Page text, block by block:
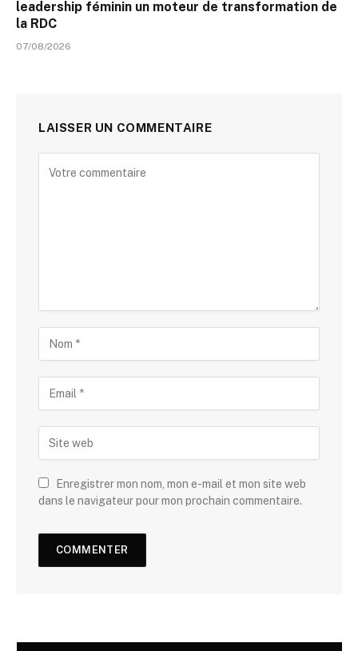
leadership féminin un moteur de transformation de
la RDC
07/08/2026
LAISSER UN COMMENTAIRE
Enregistrer mon nom, mon e-mail et mon site web
dans le navigateur pour mon prochain commentaire.